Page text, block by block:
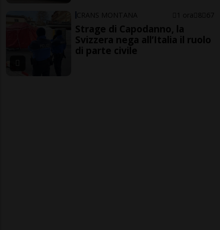
CRANS MONTANA 1 ora 8 67
Strage di Capodanno, la
Svizzera nega all’Italia il ruolo
di parte civile